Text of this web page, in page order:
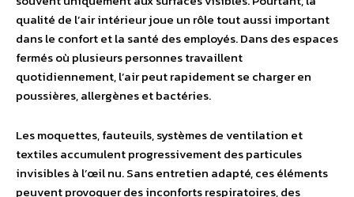
qualité de l’air intérieur joue un rôle tout aussi important
dans le confort et la santé des employés. Dans des espaces
fermés où plusieurs personnes travaillent
quotidiennement, l’air peut rapidement se charger en
poussières, allergènes et bactéries.
Les moquettes, fauteuils, systèmes de ventilation et
textiles accumulent progressivement des particules
invisibles à l’œil nu. Sans entretien adapté, ces éléments
peuvent provoquer des inconforts respiratoires, des